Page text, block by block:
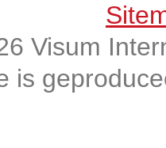
Visum
is